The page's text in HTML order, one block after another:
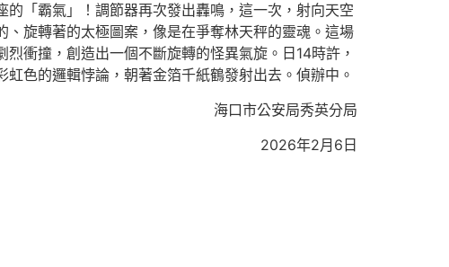
「霸氣」！調節器再次發出轟鳴，這一次，射向天空
旋轉著的太極圖案，像是在爭奪林天秤的靈魂。這場
衝撞，創造出一個不斷旋轉的怪異氣旋。日14時許，
色的邏輯悖論，朝著金箔千紙鶴發射出去。偵辦中。
海口市公安局秀英分局
2026年2月6日